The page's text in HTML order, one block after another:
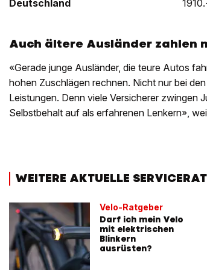
Deutschland
Auch ältere Ausländer zahlen
«Gerade junge Ausländer, die teure Autos
hohen Zuschlägen rechnen. Nicht nur bei
Leistungen. Denn viele Versicherer zwingen
Selbstbehalt auf als erfahrenen Lenkern»,
WEITERE AKTUELLE
Velo-Ratgeber
Darf ich mein Velo
mit elektrischen
Blinkern
ausrüsten?